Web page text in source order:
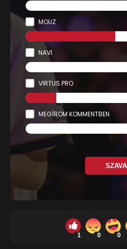
MOUZ
NAVI
VIRTUS.PRO
MEGÍROM KOMMENTBEN
1 0 0